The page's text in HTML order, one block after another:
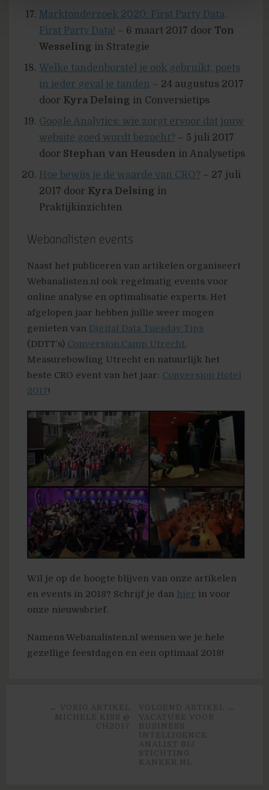
Marktonderzoek 2020: First Party Data,
First Party Data! – 6 maart 2017 door Ton
Wesseling in Strategie
Welke tandenborstel je ook gebruikt, poets
in ieder geval je tanden – 24 augustus 2017
door Kyra Delsing in Conversietips
Google Analytics: wie zorgt ervoor dat jouw
website goed wordt bezocht? – 5 juli 2017
door Stephan van Heusden in Analysetips
Hoe bewijs je de waarde van CRO? – 27 juli
2017 door Kyra Delsing in
Praktijkinzichten
Webanalisten events
Naast het publiceren van artikelen organiseert
Webanalisten.nl ook regelmatig events voor
online analyse en optimalisatie experts. Het
afgelopen jaar hebben jullie weer mogen
genieten van Digital Data Tuesday Tips
(DDTT’s) Conversion.Camp Utrecht,
Measurebowling Utrecht en natuurlijk het
beste CRO event van het jaar: Conversion Hotel
2017!
Wil je op de hoogte blijven van onze artikelen
en events in 2018? Schrijf je dan hier in voor
onze nieuwsbrief.
Namens Webanalisten.nl wensen we je hele
gezellige feestdagen en een optimaal 2018!
VOLGEND ARTIKEL →
VACATURE VOOR
BUSINESS
INTELLIGENCE
ANALIST BIJ
STICHTING
KANKER.NL
← VORIG ARTIKEL
MICHELE KISS @
CH2017